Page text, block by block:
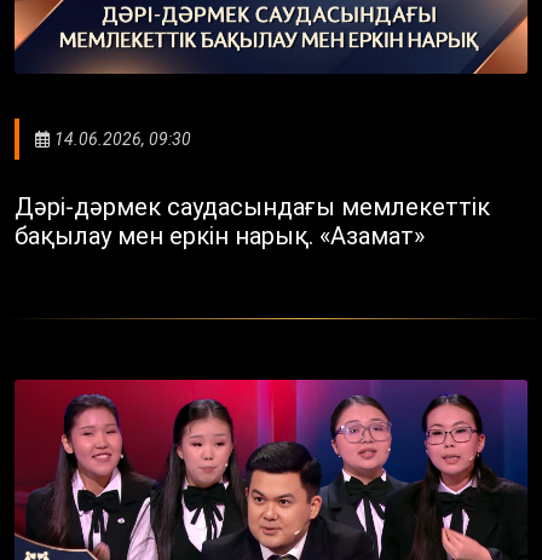
14.06.2026, 09:30
Дәрі-дәрмек саудасындағы мемлекеттік
бақылау мен еркін нарық. «Азамат»